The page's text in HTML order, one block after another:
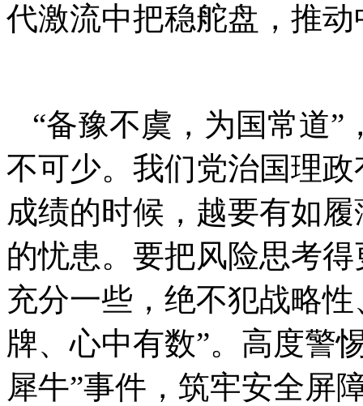
代激流中把稳舵盘，推
“备豫不虞，为国常道
不可少。我们党治国理
成绩的时候，越要有如
的忧患。要把风险思考
充分一些，绝不犯战略
牌、心中有数”。高度警
犀牛”事件，筑牢安全屏